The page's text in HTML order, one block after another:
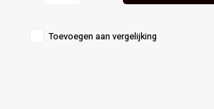
Toevoegen aan vergelijking